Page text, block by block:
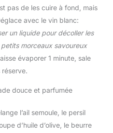
pas de les cuire à fond, mais
avec le vin blanc:
un liquide pour décoller les
morceaux savoureux
évaporer 1 minute, sale
douce et parfumée
l’ail semoule, le persil
d’huile d’olive, le beurre